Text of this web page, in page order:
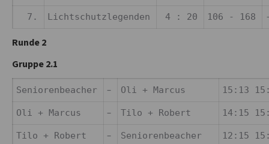
7. Lichtschutzlegenden 4 : 20 106 - 168
Runde 2
Gruppe 2.1
Seniorenbeacher – Oli + Marcus 15:13
Oli + Marcus – Tilo + Robert 14:15
Tilo + Robert – Seniorenbeacher 12:15